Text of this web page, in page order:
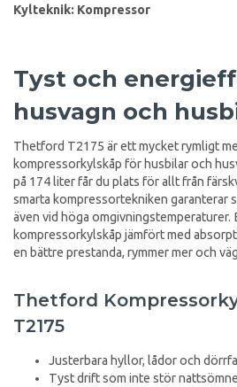
Kylteknik: Kompressor
Tyst och
husvagn och
Thetford T2175 är ett mycket rymligt
kompressorkylskåp för husbilar och
på 174 liter får du plats för allt från
smarta kompressortekniken garanterar
även vid höga omgivningstemperaturer.
kompressorkylskåp jämfört med
en bättre prestanda, rymmer mer och
Thetford
T2175
Justerbara hyllor, lådor och
Tyst drift som inte stör